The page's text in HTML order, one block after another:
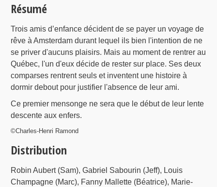
Résumé
Trois amis d’enfance décident de se payer un voyage de
rêve à Amsterdam durant lequel ils bien l'intention de ne
se priver d'aucuns plaisirs. Mais au moment de rentrer au
Québec, l'un d'eux décide de rester sur place. Ses deux
comparses rentrent seuls et inventent une histoire à
dormir debout pour justifier l'absence de leur ami.
Ce premier mensonge ne sera que le début de leur lente
descente aux enfers.
©Charles-Henri Ramond
Distribution
Robin Aubert (Sam), Gabriel Sabourin (Jeff), Louis
Champagne (Marc), Fanny Mallette (Béatrice), Marie-